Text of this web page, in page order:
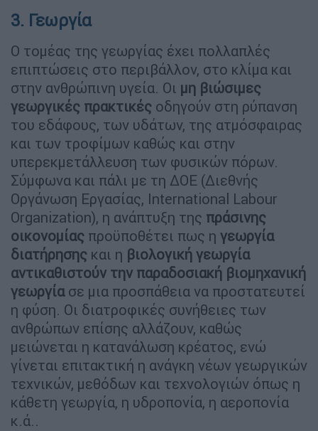
3. Γεωργία
Ο τομέας της γεωργίας έχει πολλαπλές
επιπτώσεις στο περιβάλλον, στο κλίμα και
στην ανθρώπινη υγεία. Οι μη βιώσιμες
γεωργικές πρακτικές οδηγούν στη ρύπανση
του εδάφους, των υδάτων, της ατμόσφαιρας
και των τροφίμων καθώς και στην
υπερεκμετάλλευση των φυσικών πόρων.
Σύμφωνα και πάλι με τη ΔΟΕ (Διεθνής
Οργάνωση Εργασίας, International Labour
Organization), η ανάπτυξη της πράσινης
οικονομίας προϋποθέτει πως η γεωργία
διατήρησης και η βιολογική γεωργία
αντικαθιστούν την παραδοσιακή βιομηχανική
γεωργίασε μια προσπάθεια να προστατευτεί
η φύση. Οι διατροφικές συνήθειες των
ανθρώπων επίσης αλλάζουν, καθώς
μειώνεται η κατανάλωση κρέατος, ενώ
γίνεται επιτακτική η ανάγκη νέων γεωργικών
τεχνικών, μεθόδων και τεχνολογιών όπως η
κάθετη γεωργία, η υδροπονία, η αεροπονία
κ.ά..